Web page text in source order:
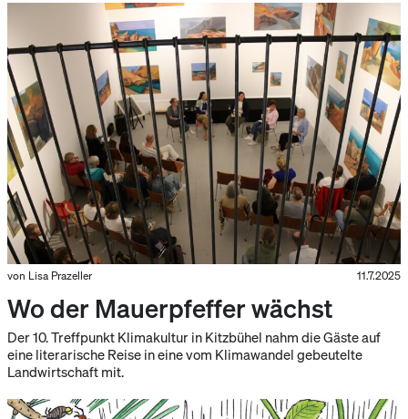
von Lisa Prazeller 11.7.2025
Wo der Mauerpfeffer wächst
Der 10. Treffpunkt Klimakultur in Kitzbühel nahm die Gäste auf
eine literarische Reise in eine vom Klimawandel gebeutelte
Landwirtschaft mit.